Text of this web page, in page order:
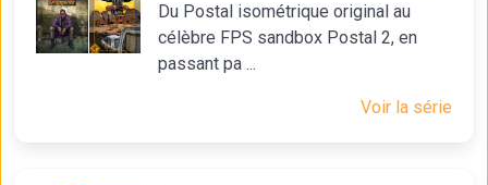
Du Postal isométrique original au
célèbre FPS sandbox Postal 2, en
passant pa ...
Voir la série